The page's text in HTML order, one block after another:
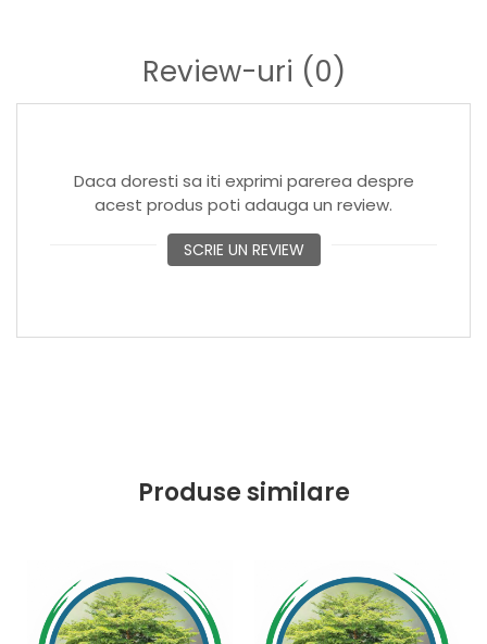
* roti pentru deplasarea canapelei
consult ginecologic sau urologic.
LIVRARE PE BAZA DE COMANDA in termen de 7-14
Review-uri (0)
Daca doresti sa iti exprimi parerea despre
acest produs poti adauga un review.
SCRIE UN REVIEW
Produse similare